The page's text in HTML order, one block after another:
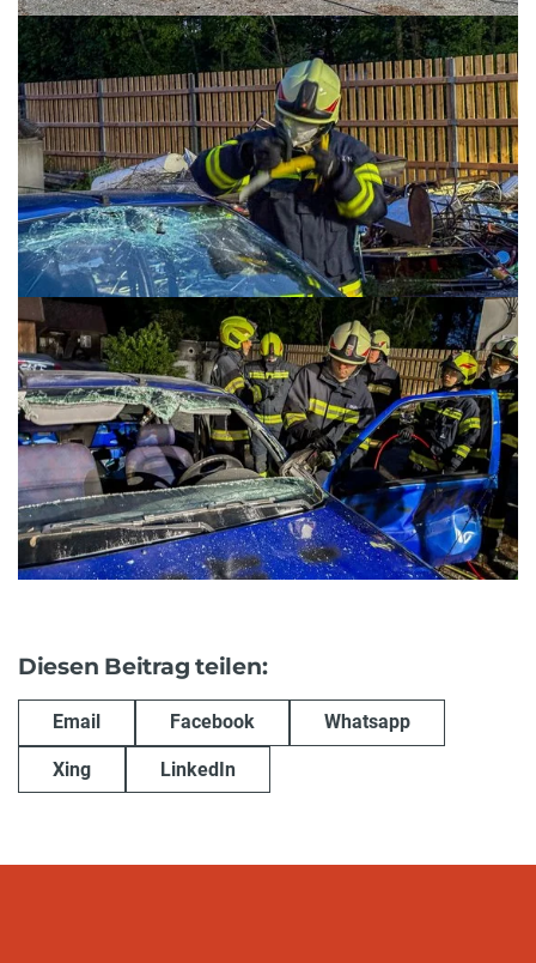
Diesen Beitrag teilen:
Email Facebook Whatsapp
Xing LinkedIn